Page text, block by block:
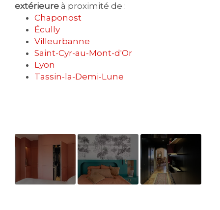
extérieure à proximité de :
Chaponost
Écully
Villeurbanne
Saint-Cyr-au-Mont-d'Or
Lyon
Tassin-la-Demi-Lune